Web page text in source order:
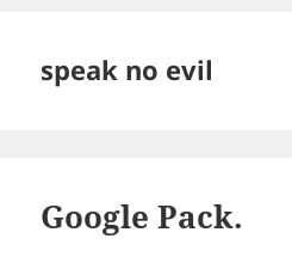
speak no evil
Google Pack.